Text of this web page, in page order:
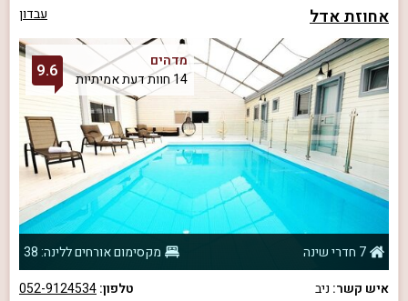
אחוזת אדל עבדון
מדהים
14 חוות דעת אמיתיות
9.6
7 חדרי שינה
מקסימום אורחים ללינה: 38
איש קשר: ניב טלפון:052-9124534